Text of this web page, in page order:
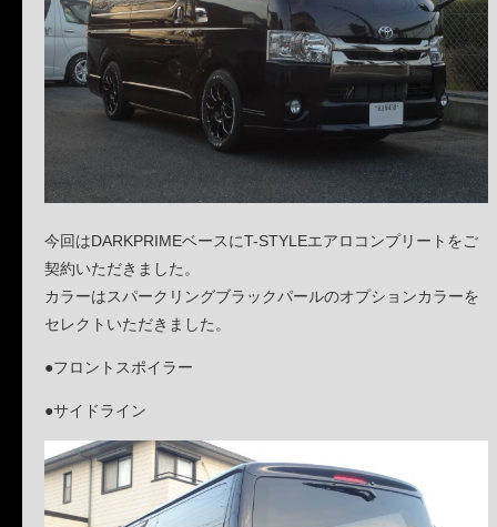
今回はDARKPRIMEベースにT-STYLEエアロコンプリートをご
契約いただきました。
カラーはスパークリングブラックパールのオプションカラーを
セレクトいただきました。
●フロントスポイラー
●サイドライン